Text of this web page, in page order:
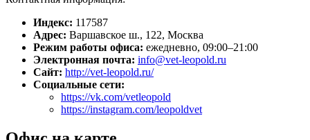
Индекс: 117587
Адрес: Варшавское ш., 122, Москва
Режим работы офиса: ежедневно, 09:00–21:00
Электронная почта: info@vet-leopold.ru
Сайт: http://vet-leopold.ru/
Социальные сети:
https://vk.com/vetleopold
https://instagram.com/leopoldvet